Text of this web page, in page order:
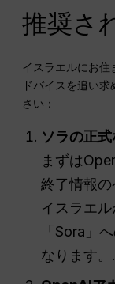
推奨さ
イスラエルにお
ドバイスを追い
さい：
ソラの正
まずは
終了情報
イスラエ
「Sora」
なります。.